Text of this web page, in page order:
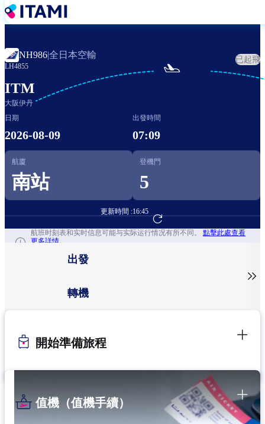
移
至
內
容
NH986|全日本空輸
LH4855
已起飛
ITM
大阪伊丹

日期
2026-08-09
出發時間
07:09
航廈
南站
登機門
5
更新時間 :16:45
前往航班預訂
航班时刻表和实时信息可能与实际运行情况有所不同。 點擊此處查看
更多詳情。
出發
轉機

開始準備旅程
值機（值機手續）